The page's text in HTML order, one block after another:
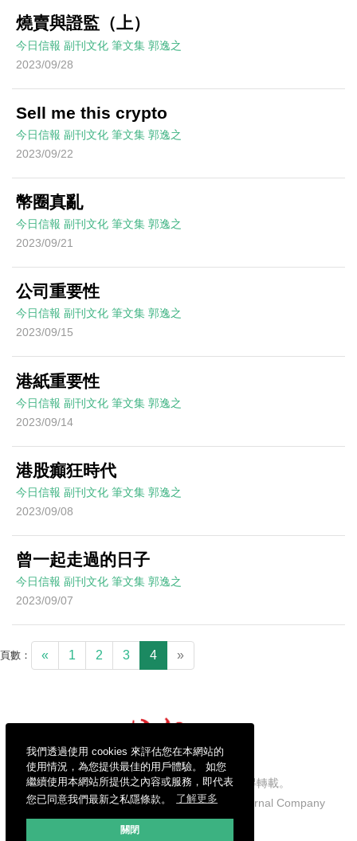
我們透過使用 cookies 來評估您在本網站的
使用情況，為您提供最佳的用戶體驗。 如您
繼續使用本網站所提供之內容或服務，即代表
您已同意我們最新之私隱條款。
了解更多
關閉
燒賣與證監（上）
今日信報 副刊文化 筆文集 郭逸之
2023/09/28
Sell me this crypto
今日信報 副刊文化 筆文集 郭逸之
2023/09/22
幣圈真亂
今日信報 副刊文化 筆文集 郭逸之
2023/09/21
公司重要性
今日信報 副刊文化 筆文集 郭逸之
2023/09/15
港紙重要性
今日信報 副刊文化 筆文集 郭逸之
2023/09/14
港股癲狂時代
今日信報 副刊文化 筆文集 郭逸之
2023/09/08
曾一起走過的日子
今日信報 副刊文化 筆文集 郭逸之
2023/09/07
頁數： « 1 2 3 4 »
信報財經新聞有限公司版權所有，不得轉載。
Copyright © 2026 Hong Kong Economic Journal Company
Limited. All rights reserved.